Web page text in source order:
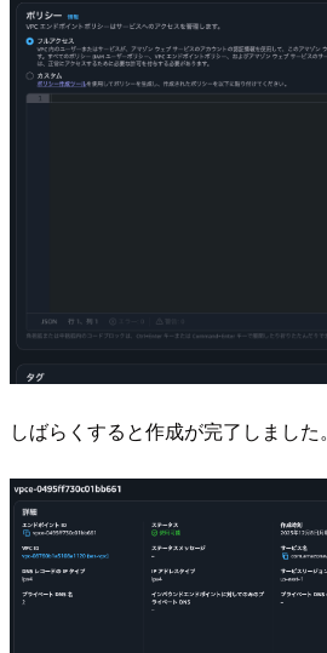
しばらくすると作成が完了しました。